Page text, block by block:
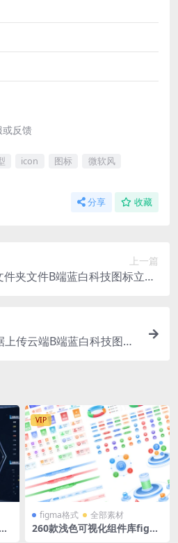
或反馈
icon 图标
微软风
分享 收藏
上一篇
夹文件B端蓝白科技图标立体i
传云端B端蓝白科技图标
VIP
figma格式 全部素材
260款浅色可视化组件库figm